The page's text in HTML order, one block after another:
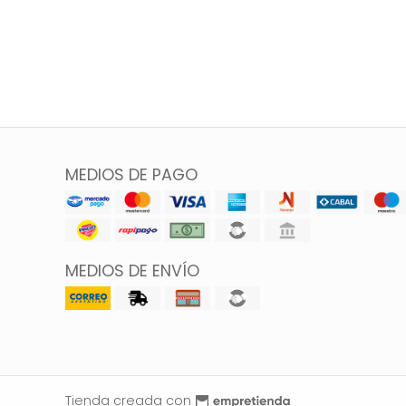
MEDIOS DE PAGO
MEDIOS DE ENVÍO
Tienda creada con